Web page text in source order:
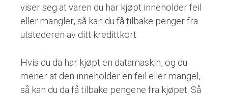
viser seg at varen du har kjøpt inneholder feil
eller mangler, så kan du få tilbake penger fra
utstederen av ditt kredittkort.
Hvis du da har kjøpt en datamaskin, og du
mener at den inneholder en feil eller mangel,
så kan du da få tilbake pengene fra kjøpet. Så